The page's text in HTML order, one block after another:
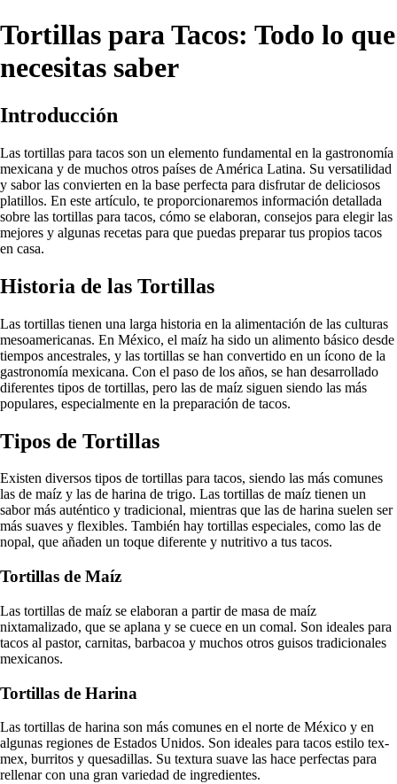
Tortillas para Tacos: Todo lo que
necesitas saber
Introducción
Las tortillas para tacos son un elemento fundamental en la gastronomía
mexicana y de muchos otros países de América Latina. Su versatilidad
y sabor las convierten en la base perfecta para disfrutar de deliciosos
platillos. En este artículo, te proporcionaremos información detallada
sobre las tortillas para tacos, cómo se elaboran, consejos para elegir las
mejores y algunas recetas para que puedas preparar tus propios tacos
en casa.
Historia de las Tortillas
Las tortillas tienen una larga historia en la alimentación de las culturas
mesoamericanas. En México, el maíz ha sido un alimento básico desde
tiempos ancestrales, y las tortillas se han convertido en un ícono de la
gastronomía mexicana. Con el paso de los años, se han desarrollado
diferentes tipos de tortillas, pero las de maíz siguen siendo las más
populares, especialmente en la preparación de tacos.
Tipos de Tortillas
Existen diversos tipos de tortillas para tacos, siendo las más comunes
las de maíz y las de harina de trigo. Las tortillas de maíz tienen un
sabor más auténtico y tradicional, mientras que las de harina suelen ser
más suaves y flexibles. También hay tortillas especiales, como las de
nopal, que añaden un toque diferente y nutritivo a tus tacos.
Tortillas de Maíz
Las tortillas de maíz se elaboran a partir de masa de maíz
nixtamalizado, que se aplana y se cuece en un comal. Son ideales para
tacos al pastor, carnitas, barbacoa y muchos otros guisos tradicionales
mexicanos.
Tortillas de Harina
Las tortillas de harina son más comunes en el norte de México y en
algunas regiones de Estados Unidos. Son ideales para tacos estilo tex-
mex, burritos y quesadillas. Su textura suave las hace perfectas para
rellenar con una gran variedad de ingredientes.